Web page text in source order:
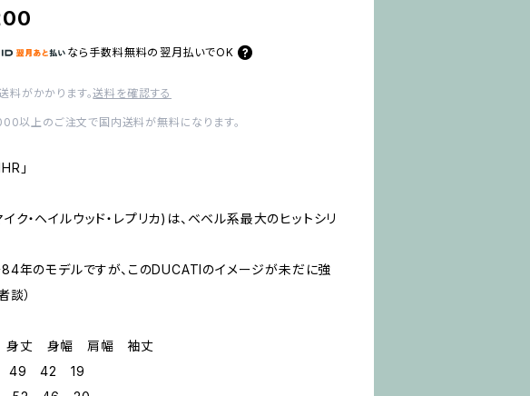
なら 手数料無料の 翌月払いでOK
料がかかります。送料を確認する
以上のご注文で国内送料が無料になります。
」
ク・ヘイルウッド・レプリカ)は、ベベル系最大のヒットシリ
年のモデルですが、このDUCATIのイメージが未だに強
談）
身丈 身幅 肩幅 袖丈
49 42 19